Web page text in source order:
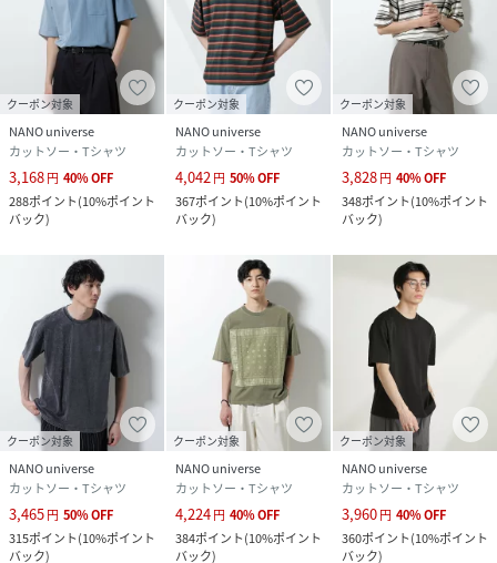
クーポン対象
NANO universe
カットソー・Tシャツ
3,168円 40%OFF
288ポイント(10%ポイント
バック)
クーポン対象
NANO universe
カットソー・Tシャツ
4,042 円 50%OFF
367ポイント(10%ポイント
バック)
クーポン対象
NANO universe
カットソー・Tシャツ
3,828円 40%OFF
348ポイント(10%ポイント
バック)
クーポン対象
NANO universe
カットソー・Tシャツ
3,465円 50%OFF
315ポイント(10%ポイント
バック)
クーポン対象
NANO universe
カットソー・Tシャツ
4,224円 40%OFF
384ポイント(10%ポイント
バック)
クーポン対象
NANO universe
カットソー・Tシャツ
3,960円 40%OFF
360ポイント(10%ポイント
バック)